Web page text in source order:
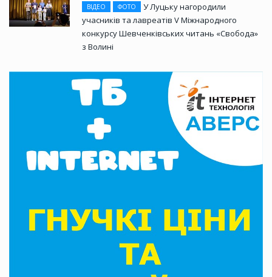
ВІДЕО
ФОТО
У Луцьку нагородили
учасників та лавреатів V Міжнародного
конкурсу Шевченківських читань «Свобода»
з Волині